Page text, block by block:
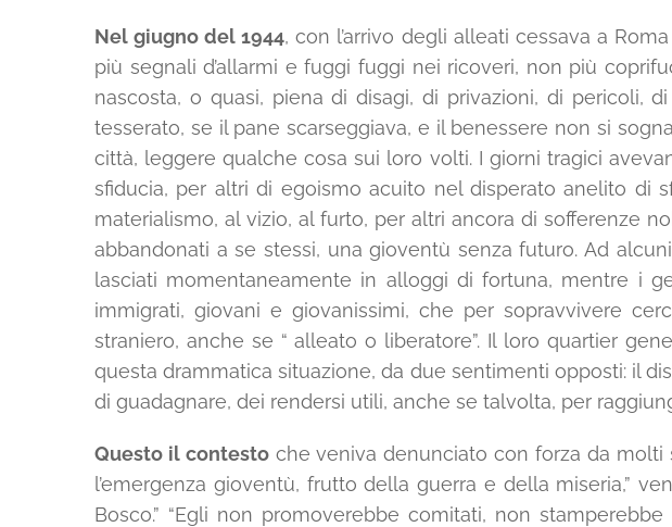
Nel giugno del 1944, con l’arrivo degli alleati cessava a
più segnali d’allarmi e fuggi fuggi nei ricoveri, non più
nascosta, o quasi, piena di disagi, di privazioni, di pericoli,
tesserato, se il pane scarseggiava, e il benessere non si
città, leggere qualche cosa sui loro volti. I giorni tragici
sfiducia, per altri di egoismo acuito nel disperato anelito di
materialismo, al vizio, al furto, per altri ancora di sofferenze
abbandonati a se stessi, una gioventù senza futuro. Ad
lasciati momentaneamente in alloggi di fortuna, mentre i
immigrati, giovani e giovanissimi, che per sopravvivere
straniero, anche se “ alleato o liberatore”. Il loro quartier
questa drammatica situazione, da due sentimenti opposti: il
di guadagnare, dei rendersi utili, anche se talvolta, per
Questo il contestoche veniva denunciato con forza da molti
l’emergenza gioventù, frutto della guerra e della miseria,”
Bosco.” “Egli non promoverebbe comitati, non